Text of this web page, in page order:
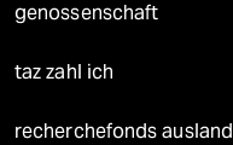
genossenschaft
taz zahl ich
recherchefonds ausland